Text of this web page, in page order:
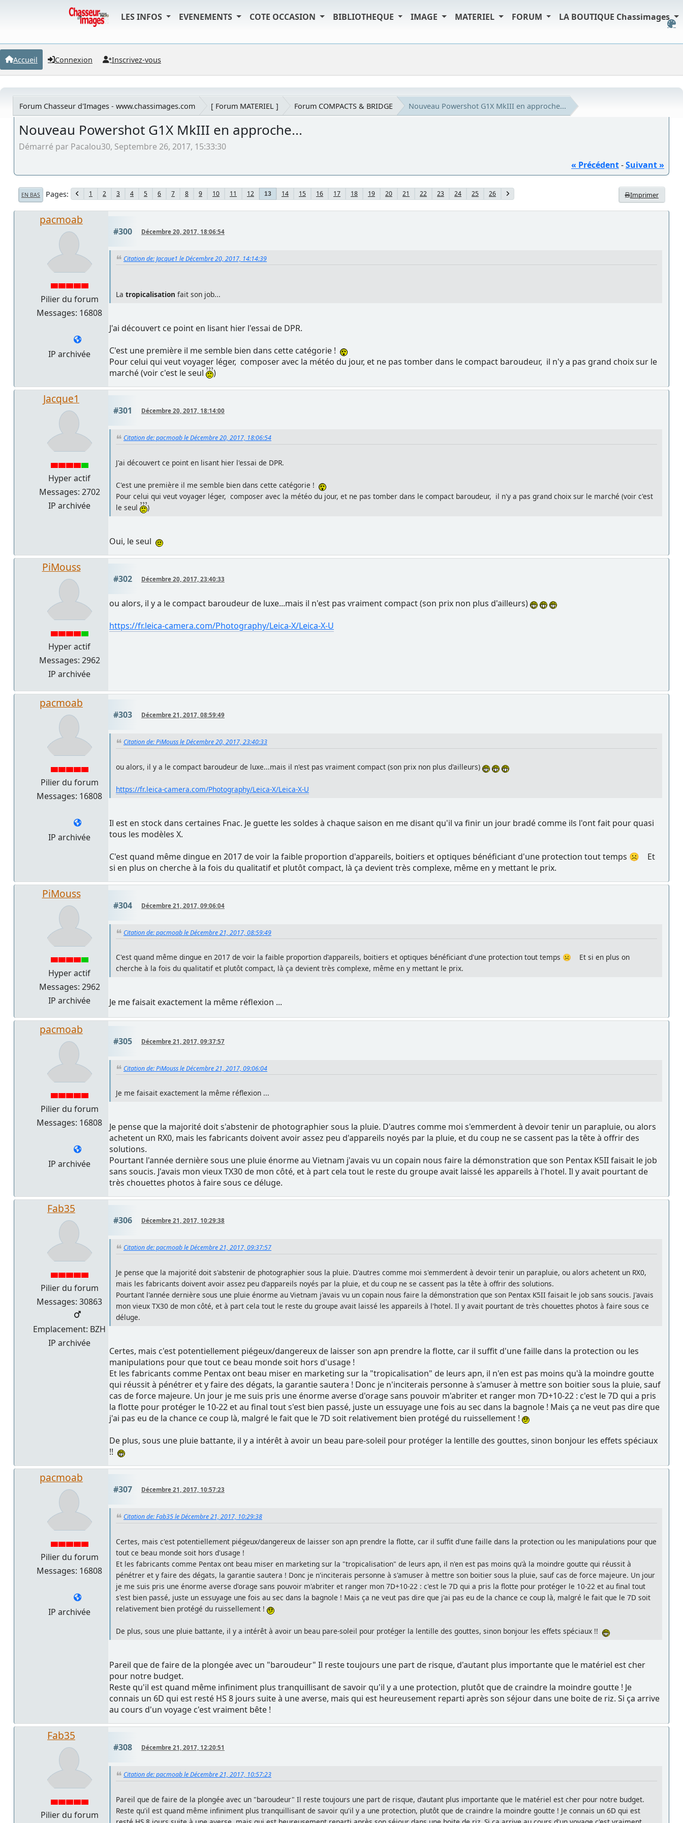
LES INFOS EVENEMENTS COTE OCCASION BIBLIOTHEQUE IMAGE MATERIEL FORUM LA BOUTIQUE Chassimages
Accueil Connexion Inscrivez-vous
Forum Chasseur d'Images - www.chassimages.com [ Forum MATERIEL ] Forum COMPACTS & BRIDGE Nouveau Powershot G1X MkIII en approche...
Nouveau Powershot G1X MkIII en approche...
Démarré par Pacalou30, Septembre 26, 2017, 15:33:30
« Précédent-Suivant »
Imprimer
EN BAS Pages 1 2 3 4 5 6 7 8 9 10 11 12 13 14 15 16 17 18 19 20 21 22 23 24 25 26
pacmoab
Pilier du forum
Messages: 16808
IP archivée
#300 Décembre 20, 2017, 18:06:54
Citation de: Jacque1 le Décembre 20, 2017, 14:14:39
La tropicalisation fait son job...
J'ai découvert ce point en lisant hier l'essai de DPR.
C'est une première il me semble bien dans cette catégorie !
Pour celui qui veut voyager léger, composer avec la météo du jour, et ne pas tomber dans le compact baroudeur, il n'y a pas grand choix sur le
marché (voir c'est le seul
)
Jacque1
Hyper actif
Messages: 2702
IP archivée
#301 Décembre 20, 2017, 18:14:00
Citation de: pacmoab le Décembre 20, 2017, 18:06:54
J'ai découvert ce point en lisant hier l'essai de DPR.
C'est une première il me semble bien dans cette catégorie !
Pour celui qui veut voyager léger, composer avec la météo du jour, et ne pas tomber dans le compact baroudeur, il n'y a pas grand choix sur le marché (voir c'est
le seul
)
Oui, le seul
PiMouss
Hyper actif
Messages: 2962
IP archivée
#302 Décembre 20, 2017, 23:40:33
ou alors, il y a le compact baroudeur de luxe...mais il n'est pas vraiment compact (son prix non plus d'ailleurs)
https://fr.leica-camera.com/Photography/Leica-X/Leica-X-U
pacmoab
Pilier du forum
Messages: 16808
IP archivée
#303 Décembre 21, 2017, 08:59:49
Citation de: PiMouss le Décembre 20, 2017, 23:40:33
ou alors, il y a le compact baroudeur de luxe...mais il n'est pas vraiment compact (son prix non plus d'ailleurs)
https://fr.leica-camera.com/Photography/Leica-X/Leica-X-U
Il est en stock dans certaines Fnac. Je guette les soldes à chaque saison en me disant qu'il va finir un jour bradé comme ils l'ont fait pour quasi
tous les modèles X.
C'est quand même dingue en 2017 de voir la faible proportion d'appareils, boitiers et optiques bénéficiant d'une protection tout temps ☹️ Et
si en plus on cherche à la fois du qualitatif et plutôt compact, là ça devient très complexe, même en y mettant le prix.
PiMouss
Hyper actif
Messages: 2962
IP archivée
#304 Décembre 21, 2017, 09:06:04
Citation de: pacmoab le Décembre 21, 2017, 08:59:49
C'est quand même dingue en 2017 de voir la faible proportion d'appareils, boitiers et optiques bénéficiant d'une protection tout temps ☹️ Et si en plus on
cherche à la fois du qualitatif et plutôt compact, là ça devient très complexe, même en y mettant le prix.
Je me faisait exactement la même réflexion ...
pacmoab
Pilier du forum
Messages: 16808
IP archivée
#305 Décembre 21, 2017, 09:37:57
Citation de: PiMouss le Décembre 21, 2017, 09:06:04
Je me faisait exactement la même réflexion ...
Je pense que la majorité doit s'abstenir de photographier sous la pluie. D'autres comme moi s'emmerdent à devoir tenir un parapluie, ou alors
achetent un RX0, mais les fabricants doivent avoir assez peu d'appareils noyés par la pluie, et du coup ne se cassent pas la tête à offrir des
solutions.
Pourtant l'année dernière sous une pluie énorme au Vietnam j'avais vu un copain nous faire la démonstration que son Pentax K5II faisait le job
sans soucis. J'avais mon vieux TX30 de mon côté, et à part cela tout le reste du groupe avait laissé les appareils à l'hotel. Il y avait pourtant de
très chouettes photos à faire sous ce déluge.
Fab35
Pilier du forum
Messages: 30863
Emplacement: BZH
IP archivée
#306 Décembre 21, 2017, 10:29:38
Citation de: pacmoab le Décembre 21, 2017, 09:37:57
Je pense que la majorité doit s'abstenir de photographier sous la pluie. D'autres comme moi s'emmerdent à devoir tenir un parapluie, ou alors achetent un RX0,
mais les fabricants doivent avoir assez peu d'appareils noyés par la pluie, et du coup ne se cassent pas la tête à offrir des solutions.
Pourtant l'année dernière sous une pluie énorme au Vietnam j'avais vu un copain nous faire la démonstration que son Pentax K5II faisait le job sans soucis. J'avais
mon vieux TX30 de mon côté, et à part cela tout le reste du groupe avait laissé les appareils à l'hotel. Il y avait pourtant de très chouettes photos à faire sous ce
déluge.
Certes, mais c'est potentiellement piégeux/dangereux de laisser son apn prendre la flotte, car il suffit d'une faille dans la protection ou les
manipulations pour que tout ce beau monde soit hors d'usage !
Et les fabricants comme Pentax ont beau miser en marketing sur la "tropicalisation" de leurs apn, il n'en est pas moins qu'à la moindre goutte
qui réussit à pénétrer et y faire des dégats, la garantie sautera ! Donc je n'inciterais personne à s'amuser à mettre son boitier sous la pluie, sauf
cas de force majeure. Un jour je me suis pris une énorme averse d'orage sans pouvoir m'abriter et ranger mon 7D+10-22 : c'est le 7D qui a pris
la flotte pour protéger le 10-22 et au final tout s'est bien passé, juste un essuyage une fois au sec dans la bagnole ! Mais ça ne veut pas dire que
j'ai pas eu de la chance ce coup là, malgré le fait que le 7D soit relativement bien protégé du ruissellement !
De plus, sous une pluie battante, il y a intérêt à avoir un beau pare-soleil pour protéger la lentille des gouttes, sinon bonjour les effets spéciaux
!!
pacmoab
Pilier du forum
Messages: 16808
IP archivée
#307 Décembre 21, 2017, 10:57:23
Citation de: Fab35 le Décembre 21, 2017, 10:29:38
Certes, mais c'est potentiellement piégeux/dangereux de laisser son apn prendre la flotte, car il suffit d'une faille dans la protection ou les manipulations pour que
tout ce beau monde soit hors d'usage !
Et les fabricants comme Pentax ont beau miser en marketing sur la "tropicalisation" de leurs apn, il n'en est pas moins qu'à la moindre goutte qui réussit à
pénétrer et y faire des dégats, la garantie sautera ! Donc je n'inciterais personne à s'amuser à mettre son boitier sous la pluie, sauf cas de force majeure. Un jour
je me suis pris une énorme averse d'orage sans pouvoir m'abriter et ranger mon 7D+10-22 : c'est le 7D qui a pris la flotte pour protéger le 10-22 et au final tout
s'est bien passé, juste un essuyage une fois au sec dans la bagnole ! Mais ça ne veut pas dire que j'ai pas eu de la chance ce coup là, malgré le fait que le 7D soit
relativement bien protégé du ruissellement !
De plus, sous une pluie battante, il y a intérêt à avoir un beau pare-soleil pour protéger la lentille des gouttes, sinon bonjour les effets spéciaux !!
Pareil que de faire de la plongée avec un "baroudeur" Il reste toujours une part de risque, d'autant plus importante que le matériel est cher
pour notre budget.
Reste qu'il est quand même infiniment plus tranquillisant de savoir qu'il y a une protection, plutôt que de craindre la moindre goutte ! Je
connais un 6D qui est resté HS 8 jours suite à une averse, mais qui est heureusement reparti après son séjour dans une boite de riz. Si ça arrive
au cours d'un voyage c'est vraiment bête !
Fab35
Pilier du forum
#308 Décembre 21, 2017, 12:20:51
Citation de: pacmoab le Décembre 21, 2017, 10:57:23
Pareil que de faire de la plongée avec un "baroudeur" Il reste toujours une part de risque, d'autant plus importante que le matériel est cher pour notre budget.
Reste qu'il est quand même infiniment plus tranquillisant de savoir qu'il y a une protection, plutôt que de craindre la moindre goutte ! Je connais un 6D qui est